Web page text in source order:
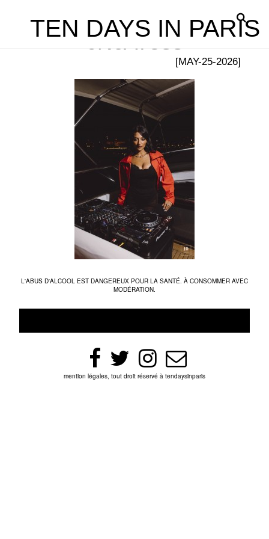
TEN DAYS IN PARIS
0N6A7583
[MAY-25-2026]
L'ABUS D'ALCOOL EST DANGEREUX POUR LA SANTÉ. À CONSOMMER AVEC
MODÉRATION.
mention légales, tout droit réservé à tendaysinparis